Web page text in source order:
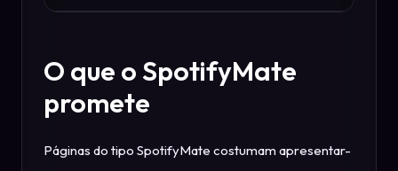
O que o SpotifyMate
promete
Páginas do tipo SpotifyMate costumam apresentar-